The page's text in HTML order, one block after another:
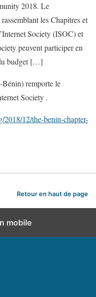
2018. Le
les Chapitres et
Society (ISOC) et
peuvent participer en
budget […]
remporte le
Society .
12/the-benin-chapter-
Retour en haut de page
mobile